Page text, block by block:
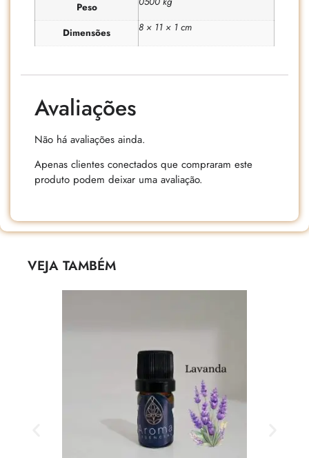
Peso
Dimensões 8 × 11 × 1 cm
Avaliações
Não há avaliações ainda.
Apenas clientes conectados que compraram este
produto podem deixar uma avaliação.
VEJA TAMBÉM